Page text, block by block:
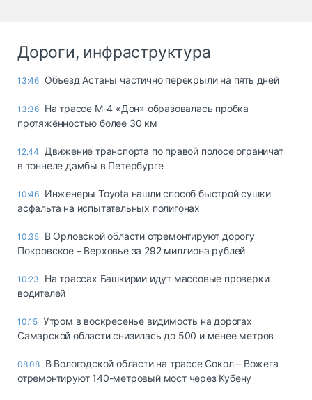
Дороги, инфраструктура
13:46 Объезд Астаны частично перекрыли на пять дней
13:36 На трассе М-4 «Дон» образовалась пробка
протяжённостью более 30 км
12:44
Движение транспорта по правой полосе ограничат
в тоннеле дамбы в Петербурге
10:46 Инженеры Toyota нашли способ быстрой сушки
асфальта на испытательных полигонах
10:35 В Орловской области отремонтируют дорогу
Покровское – Верховье за 292 миллиона рублей
10:23
На трассах Башкирии идут массовые проверки
водителей
10:15 Утром в воскресенье видимость на дорогах
Самарской области снизилась до 500 и менее метров
08.08 В Вологодской области на трассе Сокол – Вожега
отремонтируют 140-метровый мост через Кубену